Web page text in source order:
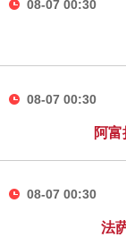
08-07 00:30
08-07 00:30
阿
08-07 00:30
法